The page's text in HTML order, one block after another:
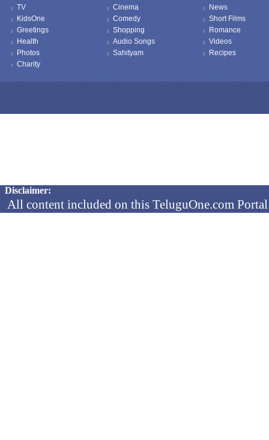
TV
KidsOne
Greetings
Health
Photos
Charity
Cinema
Comedy
Shopping
Audio Songs
Sahityam
News
Short Films
Romance
Videos
Recipes
Disclaimer:
All content included on this TeluguOne.com